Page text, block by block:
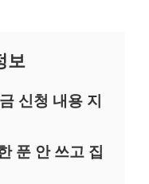
보
신청 내용 지
푼 안 쓰고 집